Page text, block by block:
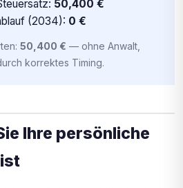
50,400 €
(2034): 0 €
50,400 € — ohne Anwalt,
korrektes Timing.
Ihre persönliche